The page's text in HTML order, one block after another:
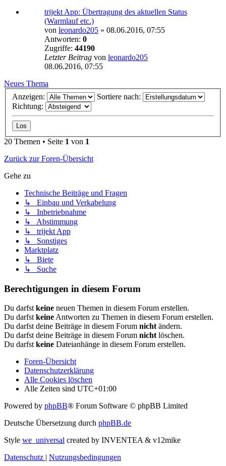
trijekt App: Übertragung des aktuellen Status
(Warmlauf etc.)
von leonardo205 » 08.06.2016, 07:55
Antworten: 0
Zugriffe: 44190
Letzter Beitrag von leonardo205
08.06.2016, 07:55
Neues Thema
Anzeigen:
Sortiere nach:
Richtung:
20 Themen • Seite 1 von 1
Zurück zur Foren-Übersicht
Gehe zu
Technische Beiträge und Fragen
↳ Einbau und Verkabelung
↳ Inbetriebnahme
↳ Abstimmung
↳ trijekt App
↳ Sonstiges
Marktplatz
↳ Biete
↳ Suche
Berechtigungen in diesem Forum
Du darfst keine neuen Themen in diesem Forum erstellen.
Du darfst keine Antworten zu Themen in diesem Forum erstellen.
Du darfst deine Beiträge in diesem Forum nicht ändern.
Du darfst deine Beiträge in diesem Forum nicht löschen.
Du darfst keine Dateianhänge in diesem Forum erstellen.
Foren-Übersicht
Datenschutzerklärung
Alle Cookies löschen
Alle Zeiten sind UTC+01:00
Powered by phpBB® Forum Software © phpBB Limited
Deutsche Übersetzung durch phpBB.de
Style we_universal created by INVENTEA & v12mike
Datenschutz | Nutzungsbedingungen